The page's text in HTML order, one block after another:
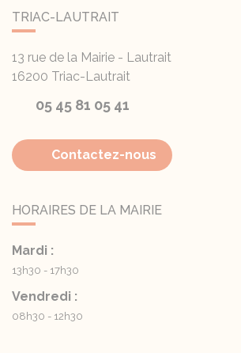
TRIAC-LAUTRAIT
13 rue de la Mairie - Lautrait
16200 Triac-Lautrait
05 45 81 05 41
Contactez-nous
HORAIRES DE LA MAIRIE
Mardi :
13h30 - 17h30
Vendredi :
08h30 - 12h30